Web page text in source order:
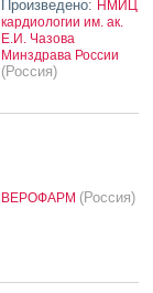
Произведено: НМИЦ
кардиологии им. ак.
Е.И. Чазова
Минздрава России
(Россия)
ВЕРОФАРМ (Россия)